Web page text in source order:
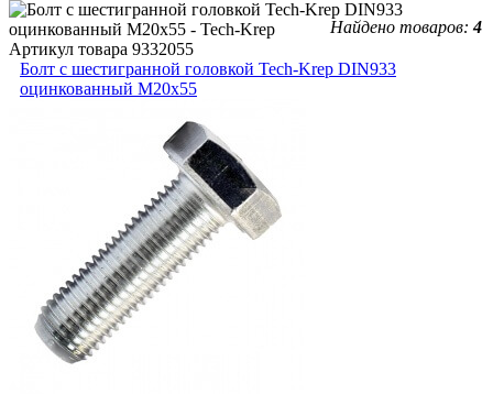
Найдено товаров:4
Артикул товара 9332055
Болт с шестигранной головкой Tech-Krep DIN933
оцинкованный М20х55